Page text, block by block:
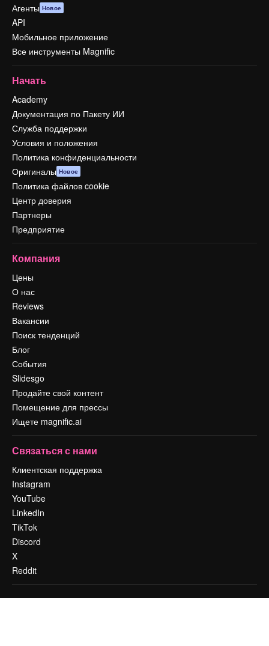
Агенты Новое
API
Мобильное приложение
Все инструменты Magnific
Начать
Academy
Документация по Пакету ИИ
Служба поддержки
Условия и положения
Политика конфиденциальности
Оригиналы Новое
Политика файлов cookie
Центр доверия
Партнеры
Предприятие
Компания
Цены
О нас
Reviews
Вакансии
Поиск тенденций
Блог
События
Slidesgo
Продайте свой контент
Помещение для прессы
Ищете magnific.ai
Связаться с нами
Клиентская поддержка
Instagram
YouTube
LinkedIn
TikTok
Discord
X
Reddit